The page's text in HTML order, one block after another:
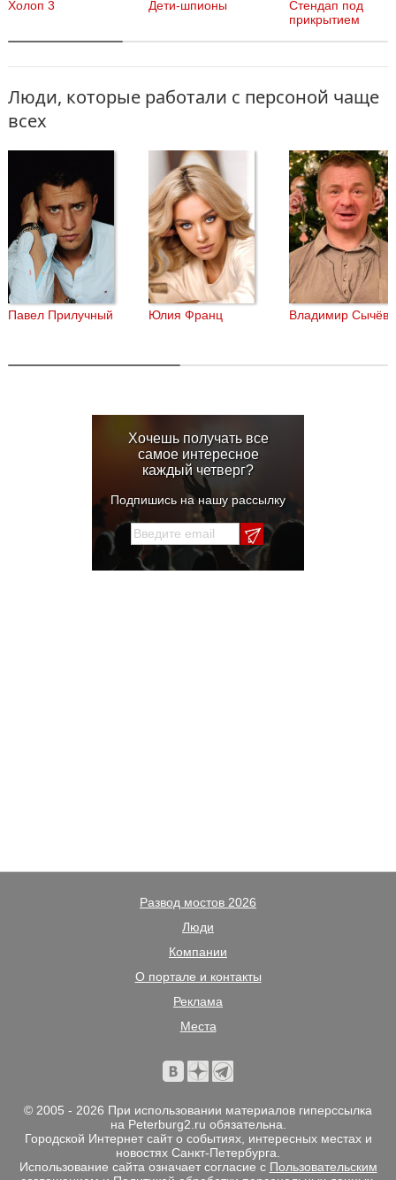
Холоп 3 Дети-шпионы
Стендап под
прикрытием
Люди, которые работали с персоной чаще
всех
Павел Прилучный Юлия Франц Владимир Сычёв
Хочешь получать все
самое интересное
каждый четверг?
Подпишись на нашу рассылку
Развод мостов 2026
Люди
Компании
О портале и контакты
Реклама
Места
© 2005 - 2026 При использовании материалов гиперссылка
на Peterburg2.ru обязательна.
Городской Интернет сайт о событиях, интересных местах и
новостях Санкт-Петербурга.
Использование сайта означает согласие с Пользовательским